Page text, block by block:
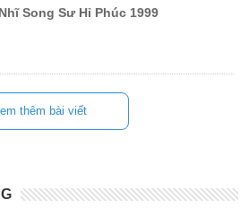
Song Sư Hỉ Phúc 1999
thêm bài viết